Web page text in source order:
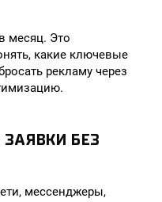
месяц. Это
какие ключевые
рекламу через
БЕЗ
мессенджеры,